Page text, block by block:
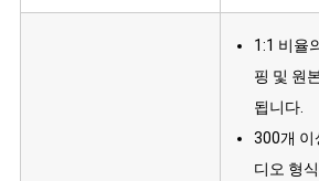
1:1 비율
핑 및 원
됩니다.
300개 이
디오 형